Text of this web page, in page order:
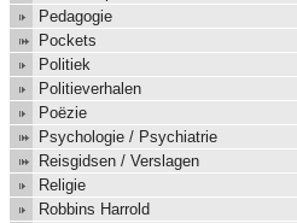
Pedagogie
Pockets
Politiek
Politieverhalen
Poëzie
Psychologie / Psychiatrie
Reisgidsen / Verslagen
Religie
Robbins Harrold